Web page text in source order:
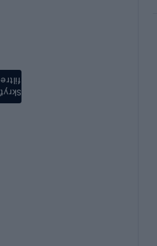
Skryť
filtre